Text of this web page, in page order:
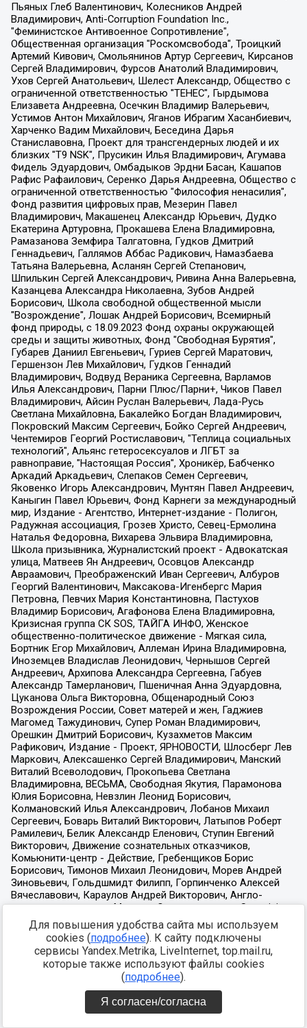
Для повышения удобства сайта мы используем
cookies (подробнее). К сайту подключены
сервисы Yandex.Metrika, LiveInternet, top.mail.ru,
которые также используют файлы cookies
(подробнее).
Я согласен/согласна